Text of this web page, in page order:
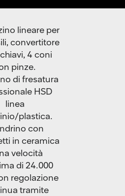
lineare per
convertitore
4 coni
pinze.
di fresatura
HSD
linea
plastica.
con
in ceramica
velocità
di 24.000
regolazione
tramite